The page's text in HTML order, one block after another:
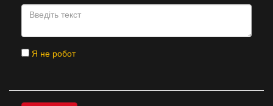
Я не робот